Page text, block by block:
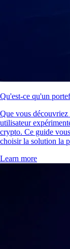
Qu'est-ce qu'un
Que vous
utilisateur
crypto. Ce guide
choisir la solution la
Learn more